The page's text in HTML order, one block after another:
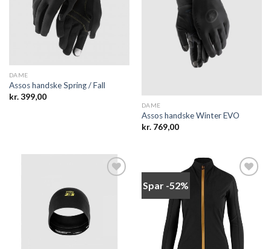
wishlist
DAME
Assos handske Spring / Fall
kr.399,00
DAME
Assos handske Winter EVO
kr.769,00
Spar -52%
Add to
wishlist